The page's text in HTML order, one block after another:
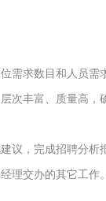
需求数目和人员需
丰富、质量高，
议，完成招聘分析
理交办的其它工作。